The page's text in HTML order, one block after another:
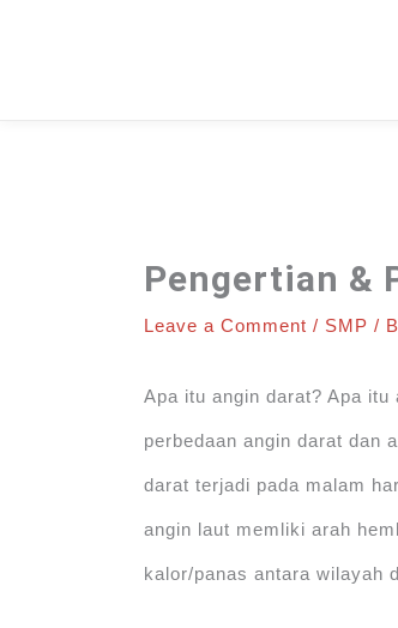
Pengertian &
Leave a Comment / SMP /
Apa itu angin darat? Apa itu
perbedaan angin darat dan
darat terjadi pada malam
angin laut memliki arah
kalor/panas antara wilayah